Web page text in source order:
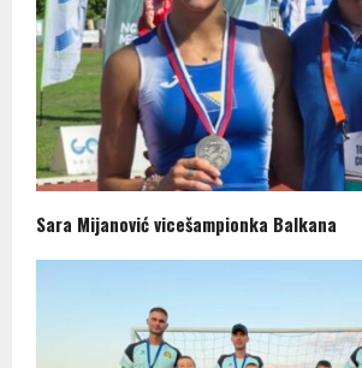
Sara Mijanović vicešampionka Balkana